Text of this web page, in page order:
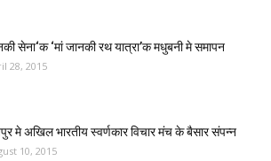
सेना‘क ‘मां जानकी रथ यात्रा’क मधुबनी मे समापन
28, 2015
मे अखिल भारतीय स्वर्णकार विचार मंच के बैसार संपन्न
10, 2015